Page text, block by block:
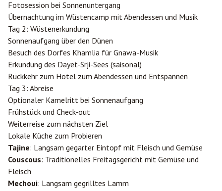
Fotosession bei Sonnenuntergang
Übernachtung im Wüstencamp mit Abendessen und Musik
Tag 2: Wüstenerkundung
Sonnenaufgang über den Dünen
Besuch des Dorfes Khamlia für Gnawa-Musik
Erkundung des Dayet-Srji-Sees (saisonal)
Rückkehr zum Hotel zum Abendessen und Entspannen
Tag 3: Abreise
Optionaler Kamelritt bei Sonnenaufgang
Frühstück und Check-out
Weiterreise zum nächsten Ziel
Lokale Küche zum Probieren
Tajine: Langsam gegarter Eintopf mit Fleisch und Gemüse
Couscous: Traditionelles Freitagsgericht mit Gemüse und
Fleisch
Mechoui: Langsam gegrilltes Lamm